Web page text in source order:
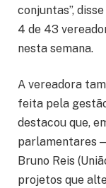
conjuntas”,
4 de 43
nesta semana.
A vereadora
feita pela
destacou que,
parlamentares
Bruno Reis
projetos que